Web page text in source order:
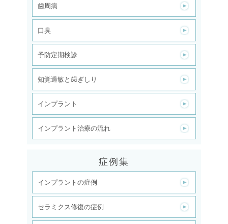
歯周病
口臭
予防定期検診
知覚過敏と歯ぎしり
インプラント
インプラント治療の流れ
症例集
インプラントの症例
セラミクス修復の症例